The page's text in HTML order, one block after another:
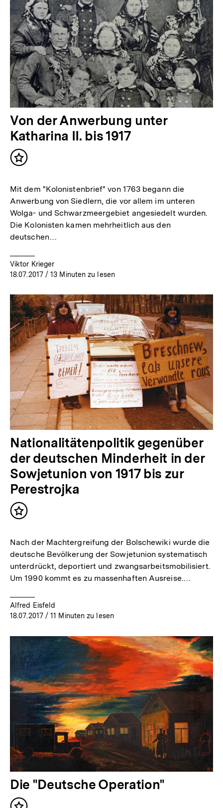
Von der Anwerbung unter
Katharina II. bis 1917
Inhalt
Mit dem "Kolonistenbrief" von 1763 begann die
Anwerbung von Siedlern, die vor allem im unteren
Wolga- und Schwarzmeergebiet angesiedelt wurden.
Die Kolonisten kamen mehrheitlich aus den
deutschen…
Viktor Krieger
18.07.2017/ 13 Minuten zu lesen
Nationalitätenpolitik gegenüber
der deutschen Minderheit in der
Sowjetunion von 1917 bis zur
Perestrojka
Inhalt
Nach der Machtergreifung der Bolschewiki wurde die
deutsche Bevölkerung der Sowjetunion systematisch
unterdrückt, deportiert und zwangsarbeitsmobilisiert.
Um 1990 kommt es zu massenhaften Ausreise.…
Alfred Eisfeld
18.07.2017/ 11 Minuten zu lesen
Die "Deutsche Operation"